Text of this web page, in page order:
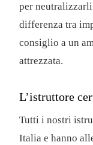
per
differenza tra
consiglio a un
attrezzata.
L’istruttore
Tutti i nostri
Italia e hanno